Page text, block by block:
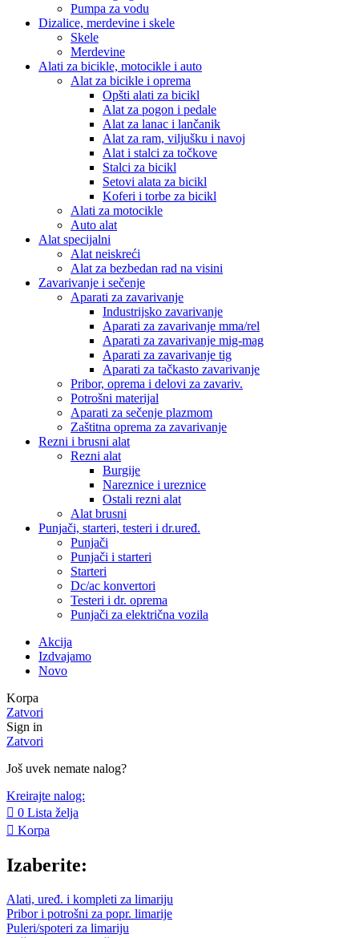
Pumpa za vodu
Dizalice, merdevine i skele
Skele
Merdevine
Alati za bicikle, motocikle i auto
Alat za bicikle i oprema
Opšti alati za bicikl
Alat za pogon i pedale
Alat za lanac i lančanik
Alat za ram, viljušku i navoj
Alat i stalci za točkove
Stalci za bicikl
Setovi alata za bicikl
Koferi i torbe za bicikl
Alati za motocikle
Auto alat
Alat specijalni
Alat neiskreći
Alat za bezbedan rad na visini
Zavarivanje i sečenje
Aparati za zavarivanje
Industrijsko zavarivanje
Aparati za zavarivanje mma/rel
Aparati za zavarivanje mig-mag
Aparati za zavarivanje tig
Aparati za tačkasto zavarivanje
Pribor, oprema i delovi za zavariv.
Potrošni materijal
Aparati za sečenje plazmom
Zaštitna oprema za zavarivanje
Rezni i brusni alat
Rezni alat
Burgije
Nareznice i ureznice
Ostali rezni alat
Alat brusni
Punjači, starteri, testeri i dr.uređ.
Punjači
Punjači i starteri
Starteri
Dc/ac konvertori
Testeri i dr. oprema
Punjači za električna vozila
Akcija
Izdvajamo
Novo
Korpa
Zatvori
Sign in
Zatvori
Još uvek nemate nalog?
Kreirajte nalog:
0 Lista želja
Korpa
Izaberite:
Alati, uređ. i kompleti za limariju
Pribor i potrošni za popr. limarije
Puleri/spoteri za limariju